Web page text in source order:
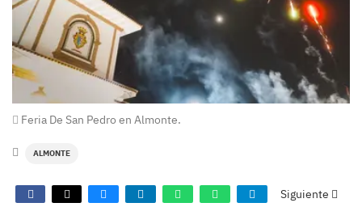
Feria De San Pedro en Almonte.
ALMONTE
Siguiente